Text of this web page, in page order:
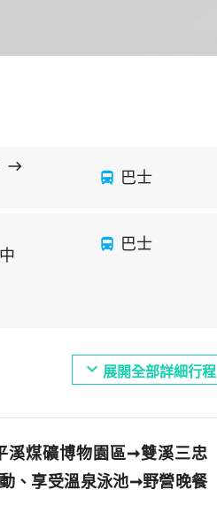
east
directions_bus 巴士
directions_bus 巴士
expand_more 展開全部詳細行程
溪煤礦博物園區➞雙溪三忠
、享受溫泉泳池➞野營晚餐